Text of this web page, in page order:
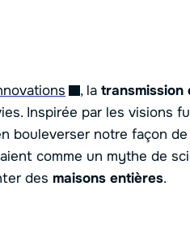
, la transmission
Inspirée par les visions
notre façon de
comme un mythe de
des maisons entières.